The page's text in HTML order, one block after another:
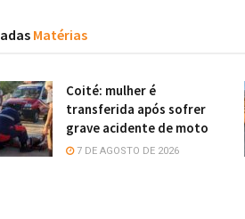
Matérias
Coité: mulher é
transferida após sofrer
grave acidente de moto
7 DE AGOSTO DE 2026